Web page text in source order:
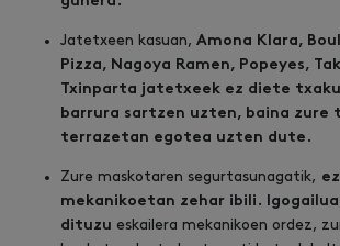
Jatetxeen kasuan, Amona Klara,
Pizza, Nagoya Ramen, Popeyes,
Txinparta jatetxeek ez diete
barrura sartzen uzten, baina zure
terrazetan egotea uzten dute.
Zure maskotaren segurtasunagatik,
mekanikoetan zehar ibili.
dituzu eskailera mekanikoen ordez,